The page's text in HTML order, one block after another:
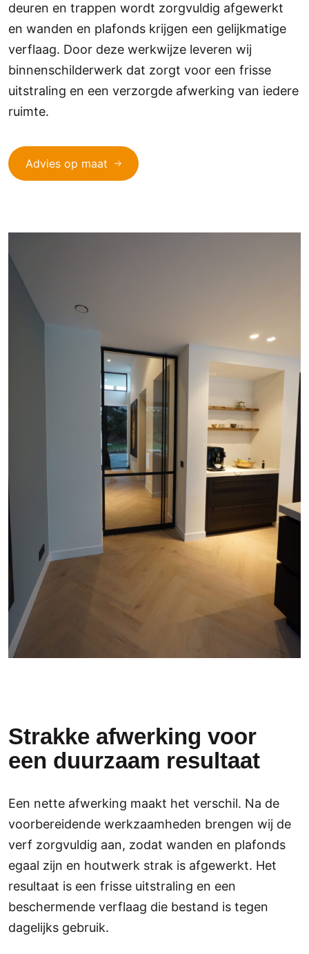
deuren en trappen wordt zorgvuldig afgewerkt
en wanden en plafonds krijgen een gelijkmatige
verflaag. Door deze werkwijze leveren wij
binnenschilderwerk dat zorgt voor een frisse
uitstraling en een verzorgde afwerking van iedere
ruimte.
Advies op maat
Strakke afwerking voor
een duurzaam resultaat
Een nette afwerking maakt het verschil. Na de
voorbereidende werkzaamheden brengen wij de
verf zorgvuldig aan, zodat wanden en plafonds
egaal zijn en houtwerk strak is afgewerkt. Het
resultaat is een frisse uitstraling en een
beschermende verflaag die bestand is tegen
dagelijks gebruik.